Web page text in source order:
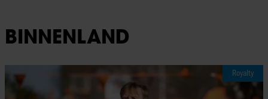
BINNENLAND
Royalty